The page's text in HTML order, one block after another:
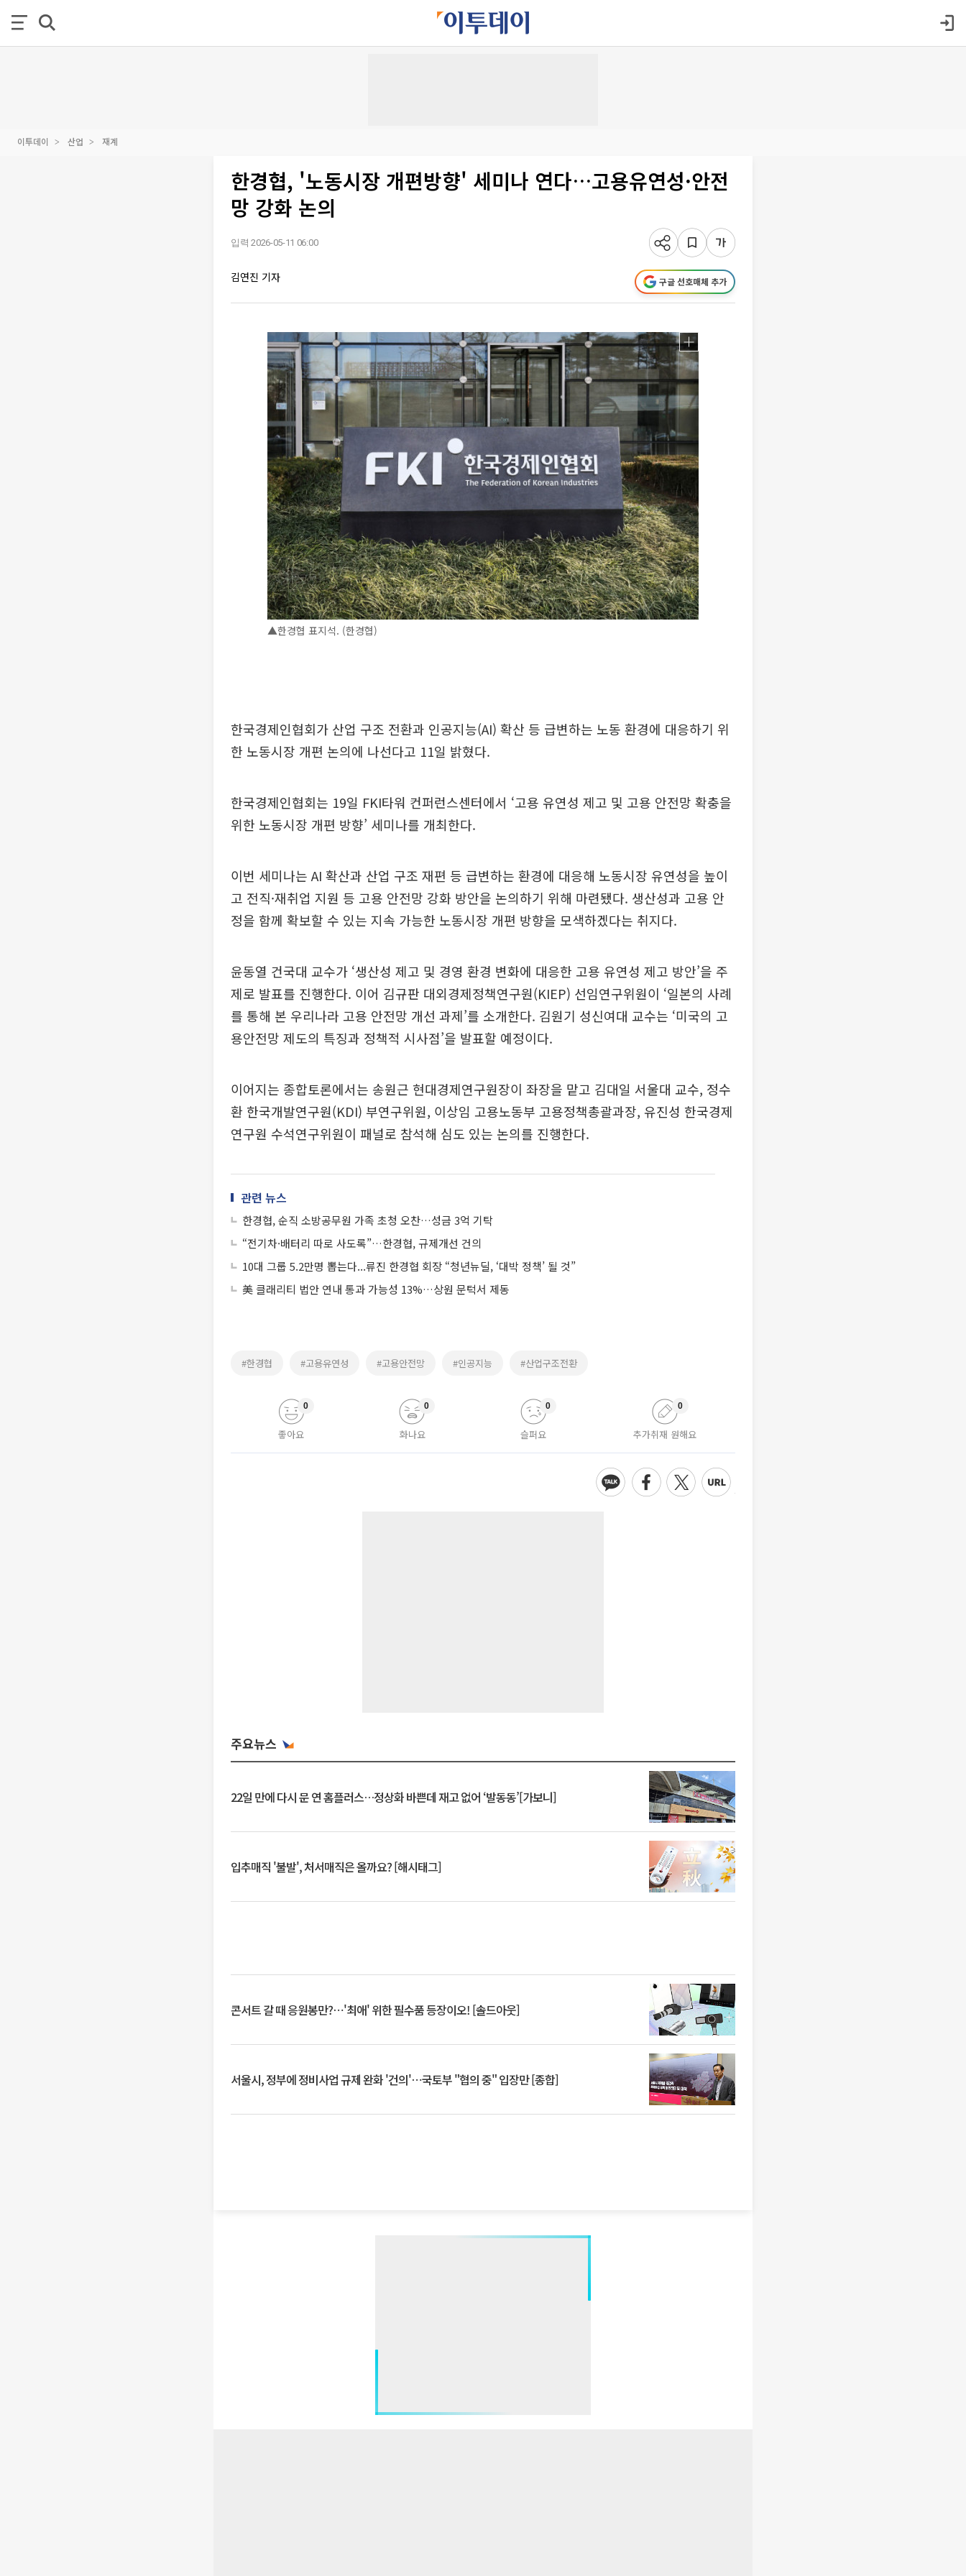
이투데이 산업 재계
한경협, '노동시장 개편방향' 세미나 연다…고용유연성·안전
망 강화 논의
입력 2026-05-11 06:00
김연진 기자 구글 선호매체 추가
▲한경협 표지석. (한경협)
한국경제인협회가 산업 구조 전환과 인공지능(AI) 확산 등 급변하는 노동 환경에 대응하기 위
한 노동시장 개편 논의에 나선다고 11일 밝혔다.
한국경제인협회는 19일 FKI타워 컨퍼런스센터에서 ‘고용 유연성 제고 및 고용 안전망 확충을
위한 노동시장 개편 방향’ 세미나를 개최한다.
이번 세미나는 AI 확산과 산업 구조 재편 등 급변하는 환경에 대응해 노동시장 유연성을 높이
고 전직·재취업 지원 등 고용 안전망 강화 방안을 논의하기 위해 마련됐다. 생산성과 고용 안
정을 함께 확보할 수 있는 지속 가능한 노동시장 개편 방향을 모색하겠다는 취지다.
윤동열 건국대 교수가 ‘생산성 제고 및 경영 환경 변화에 대응한 고용 유연성 제고 방안’을 주
제로 발표를 진행한다. 이어 김규판 대외경제정책연구원(KIEP) 선임연구위원이 ‘일본의 사례
를 통해 본 우리나라 고용 안전망 개선 과제’를 소개한다. 김원기 성신여대 교수는 ‘미국의 고
용안전망 제도의 특징과 정책적 시사점’을 발표할 예정이다.
이어지는 종합토론에서는 송원근 현대경제연구원장이 좌장을 맡고 김대일 서울대 교수, 정수
환 한국개발연구원(KDI) 부연구위원, 이상임 고용노동부 고용정책총괄과장, 유진성 한국경제
연구원 수석연구위원이 패널로 참석해 심도 있는 논의를 진행한다.
관련 뉴스
한경협, 순직 소방공무원 가족 초청 오찬…성금 3억 기탁
“전기차·배터리 따로 사도록”…한경협, 규제개선 건의
10대 그룹 5.2만명 뽑는다...류진 한경협 회장 “청년뉴딜, ‘대박 정책’ 될 것”
美 클래리티 법안 연내 통과 가능성 13%…상원 문턱서 제동
#한경협 #고용유연성 #고용안전망 #인공지능 #산업구조전환
좋아요
0
화나요
0
슬퍼요
0
추가취재 원해요
0
주요뉴스
22일 만에 다시 문 연 홈플러스…정상화 바쁜데 재고 없어 ‘발동동’[가보니]
입추매직 '불발', 처서매직은 올까요? [해시태그]
콘서트 갈 때 응원봉만?⋯'최애' 위한 필수품 등장이오! [솔드아웃]
서울시, 정부에 정비사업 규제 완화 '건의'⋯국토부 "협의 중" 입장만 [종합]